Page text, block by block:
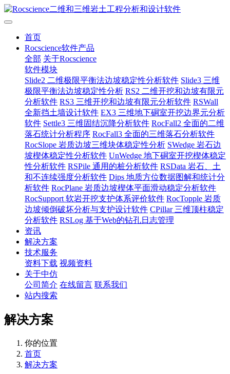
首页
Rocscience软件产品
全部 关于Rocscience
软件模块
Slide2 二维极限平衡法边坡稳定性分析软件 Slide3 三维
极限平衡法边坡稳定性分析 RS2 二维开挖和边坡有限元
分析软件 RS3 三维开挖和边坡有限元分析软件 RSWall
全新挡土墙设计软件 EX3 三维地下硐室开挖边界元分析
软件 Settle3 三维固结沉降分析软件 RocFall2 全面的二维
落石统计分析程序 RocFall3 全面的三维落石分析软件
RocSlope 岩质边坡三维块体稳定性分析 SWedge 岩石边
坡楔体稳定性分析软件 UnWedge 地下硐室开挖楔体稳定
性分析软件 RSPile 通用的桩分析软件 RSData 岩石、土
和不连续强度分析软件 Dips 地质方位数据图解和统计分
析软件 RocPlane 岩质边坡楔体平面滑动稳定分析软件
RocSupport 软岩开挖支护体系评价软件 RocTopple 岩质
边坡倾倒破坏分析与支护设计软件 CPillar 三维顶柱稳定
分析软件 RSLog 基于Web的钻孔日志管理
资讯
解决方案
技术服务
资料下载 视频资料
关于中仿
公司简介 在线留言 联系我们
站内搜索
解决方案
你的位置
首页
解决方案